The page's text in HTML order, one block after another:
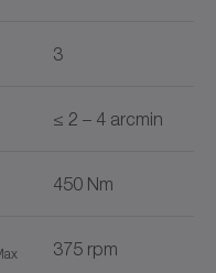
3
≤ 2 – 4 arcmin
450 Nm
375 rpm